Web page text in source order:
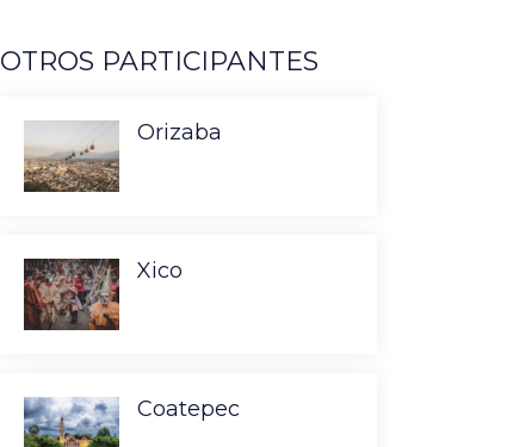
OTROS PARTICIPANTES
Orizaba
Xico
Coatepec